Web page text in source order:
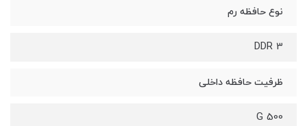
نوع حافظه رم
DDR 3
ظرفیت حافظه داخلی
500 G